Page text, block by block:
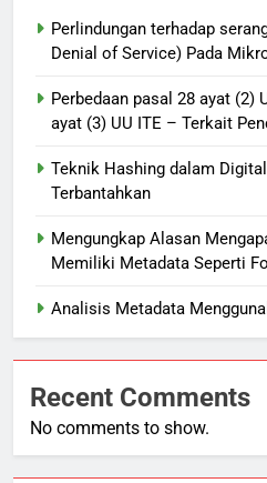
Perlindungan terhadap
Denial of Service) Pada
Perbedaan pasal 28 ayat (2)
ayat (3) UU ITE – Terkait
Teknik Hashing dalam
Terbantahkan
Mengungkap Alasan
Memiliki Metadata Seperti
Analisis Metadata
Recent Comments
No comments to show.